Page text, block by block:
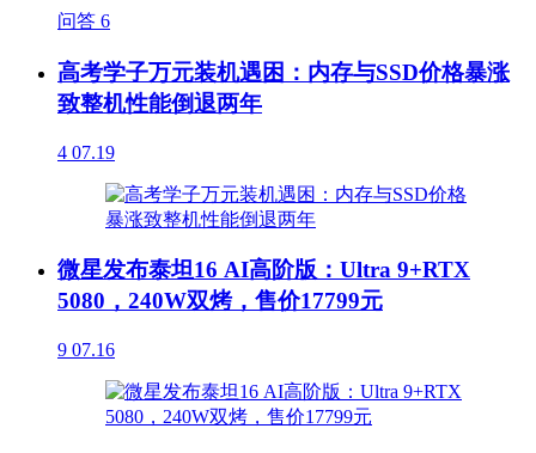
问答 6
高考学子万元装机遇困：内存与SSD价格暴涨
致整机性能倒退两年
4 07.19
微星发布泰坦16 AI高阶版：Ultra 9+RTX
5080，240W双烤，售价17799元
9 07.16